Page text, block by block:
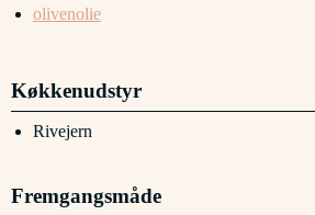
olivenolie
Køkkenudstyr
Rivejern
Fremgangsmåde